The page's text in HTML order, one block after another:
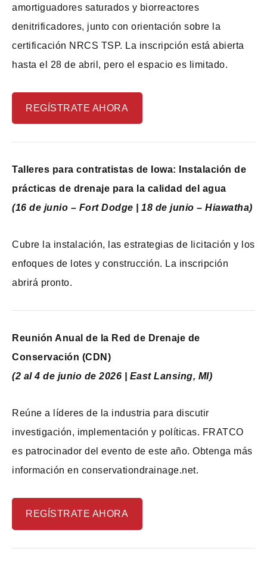
amortiguadores saturados y biorreactores
denitrificadores, junto con orientación sobre la
certificación NRCS TSP. La inscripción está abierta
hasta el 28 de abril, pero el espacio es limitado.
REGÍSTRATE AHORA
Talleres para contratistas de Iowa: Instalación de
prácticas de drenaje para la calidad del agua
(16 de junio – Fort Dodge | 18 de junio – Hiawatha)
Cubre la instalación, las estrategias de licitación y los
enfoques de lotes y construcción. La inscripción
abrirá pronto.
Reunión Anual de la Red de Drenaje de
Conservación (CDN)
(2 al 4 de junio de 2026 | East Lansing, MI)
Reúne a líderes de la industria para discutir
investigación, implementación y políticas. FRATCO
es patrocinador del evento de este año. Obtenga más
información en conservationdrainage.net.
REGÍSTRATE AHORA